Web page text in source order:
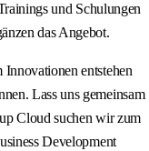
und Schulungen
das Angebot.
entstehen
Lass uns gemeinsam
Cloud suchen wir zum
Development